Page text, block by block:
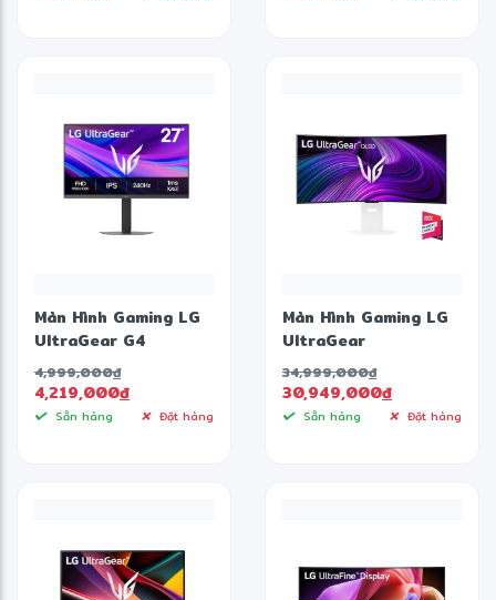
Màn Hình Gaming LG
UltraGear G4
27G440A-B (27 inch
- IPS - FHD - 240Hz
- 1ms)
4,999,000đ
4,219,000đ
Sẵn hàng Đặt hàng
Màn Hình Gaming LG
UltraGear
39GX90SA-W (39
inch - OLED - WQHD
- 240Hz - 0.03ms -
34,999,000đ
30,949,000đ
Sẵn hàng Đặt hàng